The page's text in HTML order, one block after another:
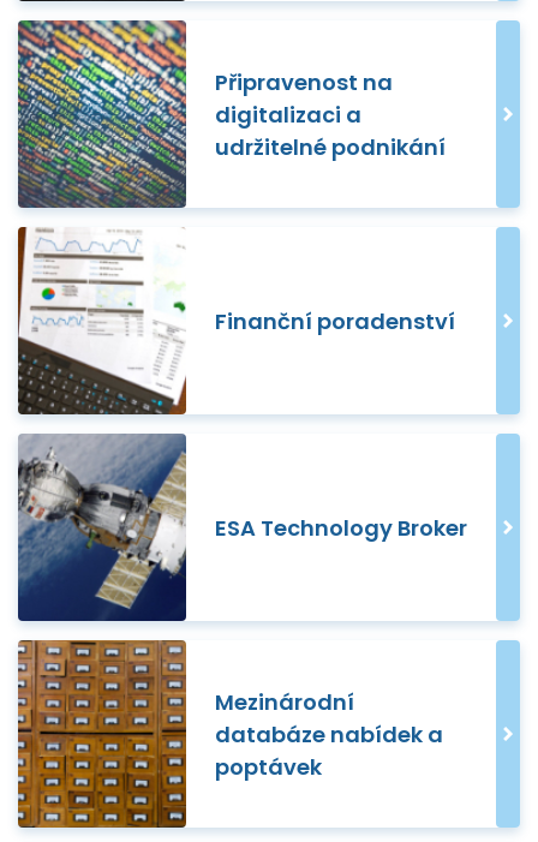
Připravenost na
digitalizaci a
udržitelné podnikání
Finanční poradenství
ESA Technology Broker
Mezinárodní
databáze nabídek a
poptávek